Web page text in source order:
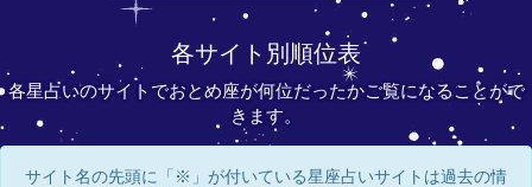
各サイト別順位表
各星占いのサイトでおとめ座が何位だったかご覧になることがで
きます。
サイト名の先頭に「※」が付いている星座占いサイトは過去の情